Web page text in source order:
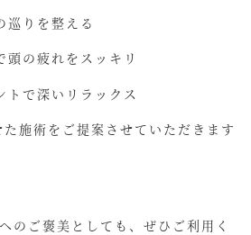
りを整える
の疲れをスッキリ
で深いリラックス
施術をご提案させていただきます
のご褒美としても、ぜひご利用く